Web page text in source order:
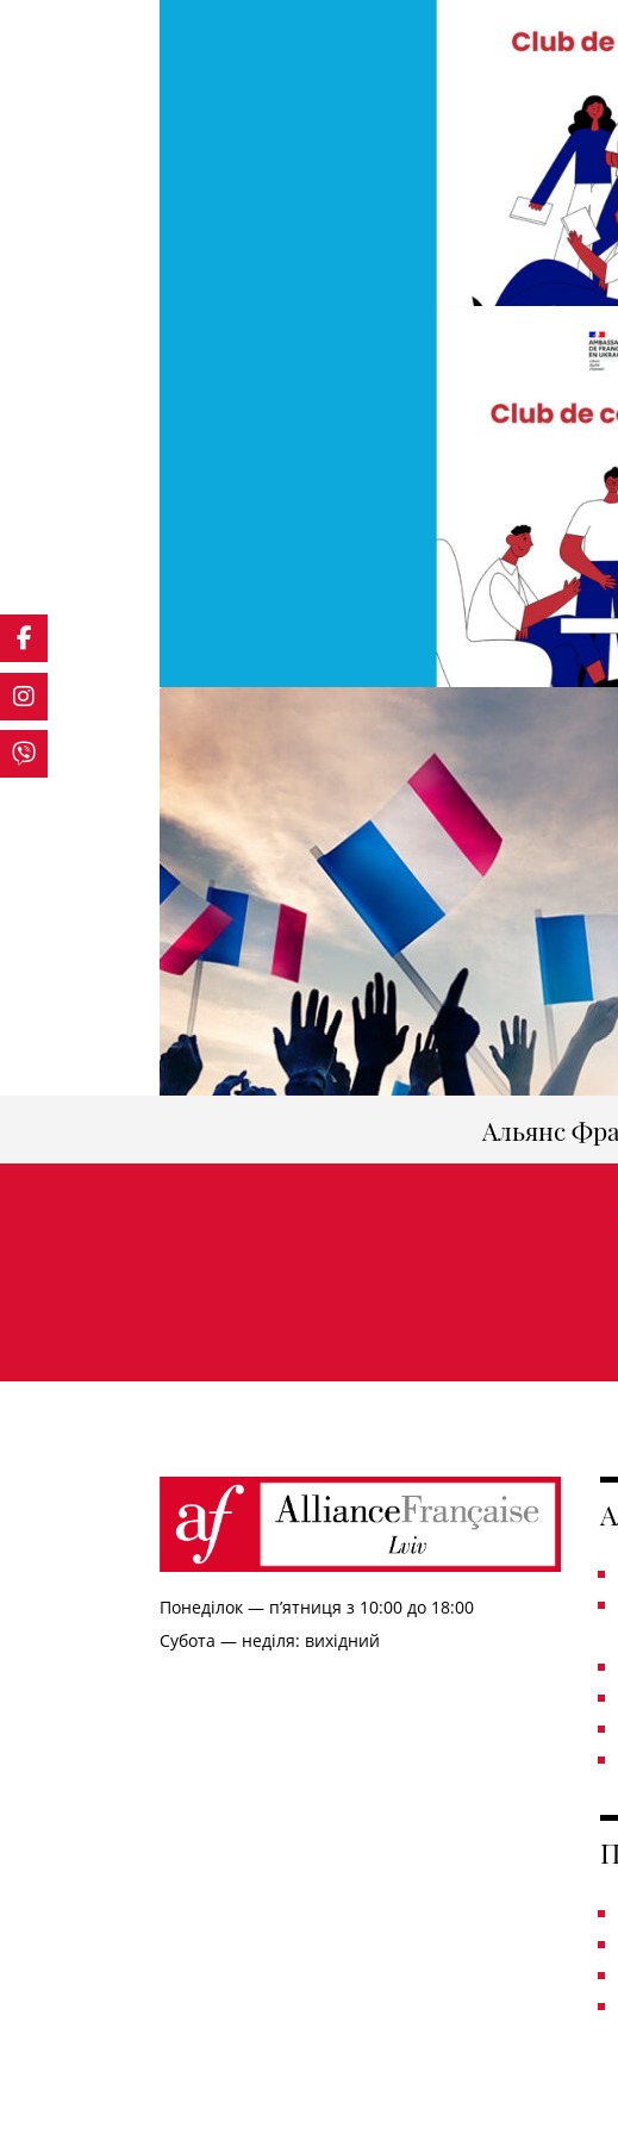
Франкофонія
Розмовний клуб
Лис 30, 2021 Клуби та майстерні,Франкофонія
Ви перш за все прагнете відкриттів: як
Тунісі, Таїті, Тулузі чи Лозанні? Завдяки
розмовний рівень за допомогою носія
Альянс
Понеділок — п’ятниця з 10:00 до 18:00
Субота — неділя: вихідний